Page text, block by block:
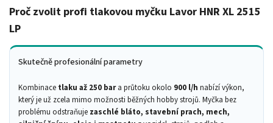
Proč zvolit profi tlakovou myčku Lavor HNR XL 2515
LP
Skutečně profesionální parametry
Kombinace tlaku až 250 bara průtoku okolo 900 l/h nabízí výkon,
který je už zcela mimo možnosti běžných hobby strojů. Myčka bez
problému odstraňuje zaschlé bláto, stavební prach, mech,